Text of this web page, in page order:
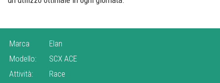
Marca
Elan
Modello:
SCX ACE
Attività:
Race